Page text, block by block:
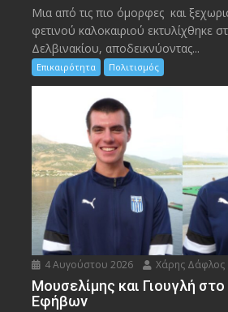
Μια από τις πιο όμορφες και
φετινού καλοκαιριού εκτυλίχθηκε
Δελβινακίου, αποδεικνύοντας...
Επικαιρότητα Πολιτισμός
4 Αυγούστου 2026 Χάρης Δάφλος
Μουσελίμης και Γιουγλή
Εφήβων